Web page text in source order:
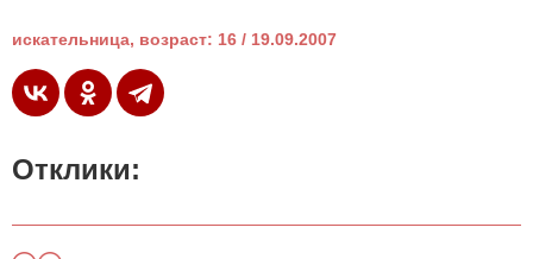
искательница, возраст: 16 / 19.09.2007
Отклики: